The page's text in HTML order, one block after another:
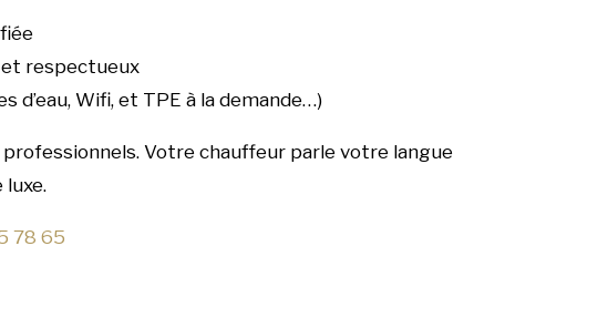
et respectueux
Wifi, et TPE à la demande…)
Votre chauffeur parle votre langue
luxe.
78 65